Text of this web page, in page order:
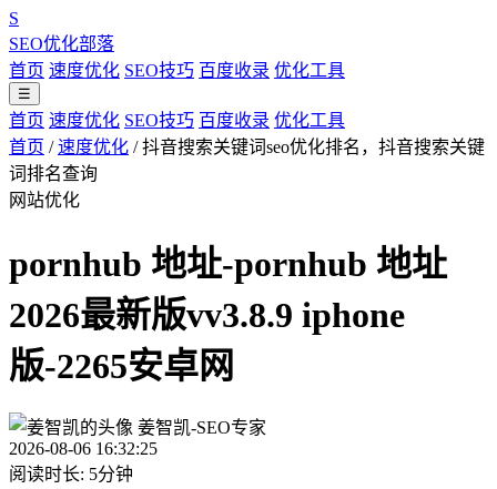
S
SEO优化部落
首页 速度优化 SEO技巧 百度收录 优化工具
☰
首页 速度优化 SEO技巧 百度收录 优化工具
首页 / 速度优化 / 抖音搜索关键词seo优化排名，抖音搜索关键
词排名查询
网站优化
pornhub 地址-pornhub 地址
2026最新版vv3.8.9 iphone
版-2265安卓网
姜智凯-SEO专家
2026-08-06 16:32:25
阅读时长: 5分钟